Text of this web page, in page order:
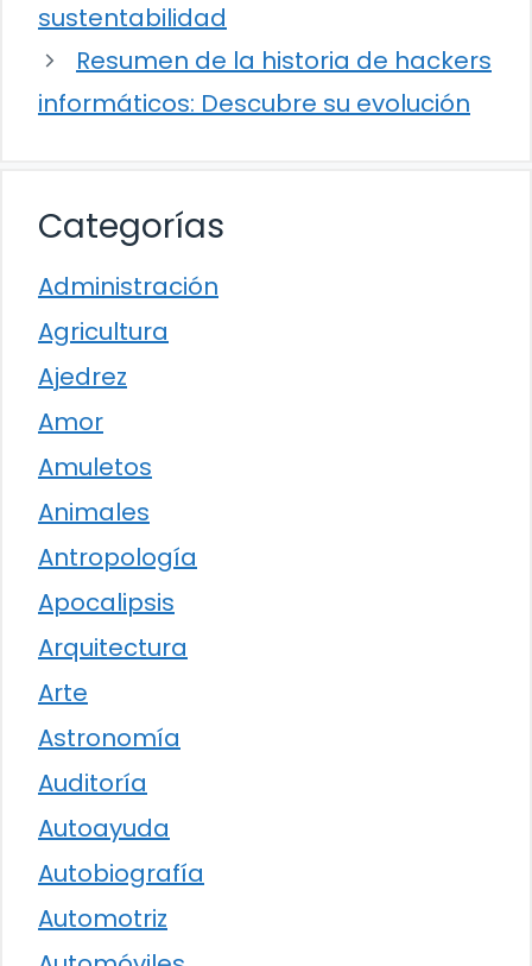
sustentabilidad
Resumen de la historia de hackers
informáticos: Descubre su evolución
Categorías
Administración
Agricultura
Ajedrez
Amor
Amuletos
Animales
Antropología
Apocalipsis
Arquitectura
Arte
Astronomía
Auditoría
Autoayuda
Autobiografía
Automotriz